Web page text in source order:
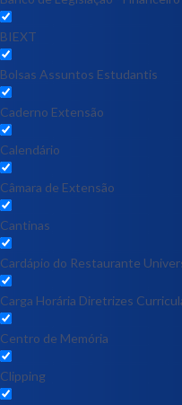
BIEXT
Bolsas Assuntos Estudantis
Caderno Extensão
Calendário
Câmara de Extensão
Cantinas
Cardápio do Restaurante
Carga Horária Diretrizes
Centro de Memória
Clipping